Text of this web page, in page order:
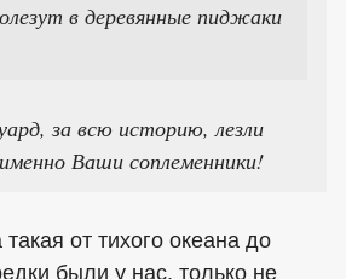
в деревянные пиджаки
за всю историю, лезли
Ваши соплеменники!
от тихого океана до
были у нас, только не